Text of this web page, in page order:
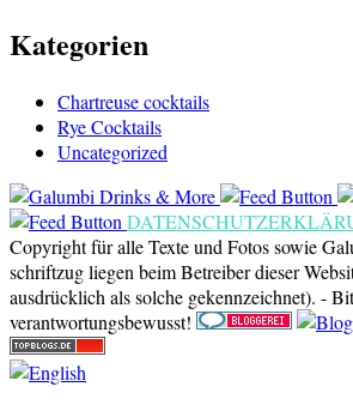
Kategorien
Chartreuse cocktails
Rye Cocktails
Uncategorized
Copyright für alle Texte und Fotos sowie
schriftzug liegen beim Betreiber dieser
ausdrücklich als solche gekennzeichnet). -
verantwortungsbewusst!